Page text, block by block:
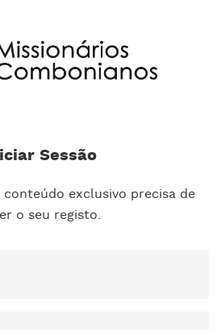
Sessão
conteúdo exclusivo precisa de
o seu registo.